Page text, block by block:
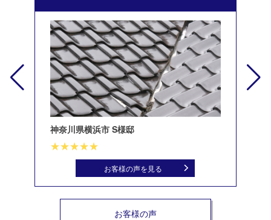
神奈川県横浜市 S様邸
お客様の声を見る
お客様の声